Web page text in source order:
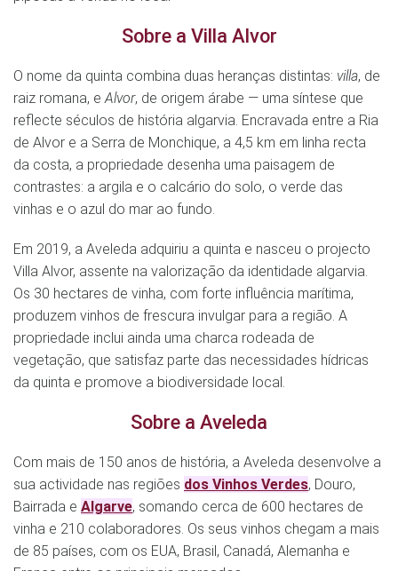
Sobre a Villa Alvor
O nome da quinta combina duas heranças distintas: villa, de
raiz romana, e Alvor, de origem árabe — uma síntese que
reflecte séculos de história algarvia. Encravada entre a Ria
de Alvor e a Serra de Monchique, a 4,5 km em linha recta
da costa, a propriedade desenha uma paisagem de
contrastes: a argila e o calcário do solo, o verde das
vinhas e o azul do mar ao fundo.
Em 2019, a Aveleda adquiriu a quinta e nasceu o projecto
Villa Alvor, assente na valorização da identidade algarvia.
Os 30 hectares de vinha, com forte influência marítima,
produzem vinhos de frescura invulgar para a região. A
propriedade inclui ainda uma charca rodeada de
vegetação, que satisfaz parte das necessidades hídricas
da quinta e promove a biodiversidade local.
Sobre a Aveleda
Com mais de 150 anos de história, a Aveleda desenvolve a
sua actividade nas regiões dos Vinhos Verdes, Douro,
Bairrada e Algarve, somando cerca de 600 hectares de
vinha e 210 colaboradores. Os seus vinhos chegam a mais
de 85 países, com os EUA, Brasil, Canadá, Alemanha e